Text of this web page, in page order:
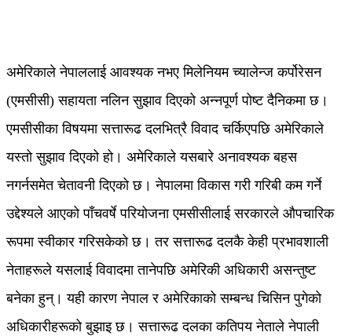
अमेरिकाले नेपाललाई आवश्यक नभए मिलेनियम च्यालेन्ज कर्पोरेसन
(एमसीसी) सहायता नलिन सुझाव दिएको अन्नपूर्ण पोष्ट दैनिकमा छ।
एमसीसीका विषयमा सत्तारूढ दलभित्रै विवाद चर्किएपछि अमेरिकाले
यस्तो सुझाव दिएको हो। अमेरिकाले यसबारे अनावश्यक बहस
नगर्नसमेत चेतावनी दिएको छ। नेपालमा विकास गरी गरिबी कम गर्ने
उद्देश्यले आएको पाँचवर्षे परियोजना एमसीसीलाई सरकारले औपचारिक
रूपमा स्वीकार गरिसकेको छ। तर सत्तारूढ दलकै केही प्रभावशाली
नेताहरूले यसलाई विवादमा तानेपछि अमेरिकी अधिकारी असन्तुष्ट
बनेका हुन्। यही कारण नेपाल र अमेरिकाको सम्बन्ध चिसिन पुगेको
अधिकारीहरूको बुझाइ छ। सत्तारूढ दलका कतिपय नेताले नेपाली